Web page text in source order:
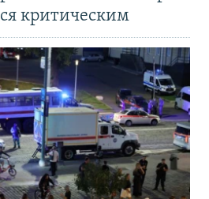
критическим